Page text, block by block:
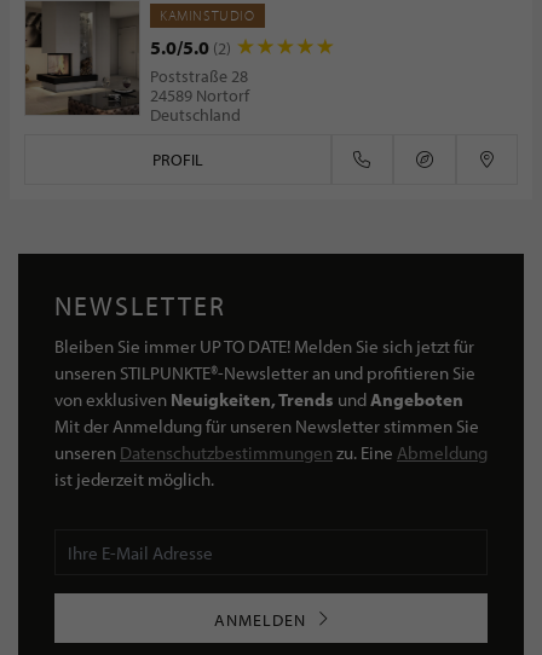
KAMINSTUDIO
5.0/5.0 (2)
Poststraße 28
24589 Nortorf
Deutschland
PROFIL
NEWSLETTER
Bleiben Sie immer UP TO DATE! Melden Sie sich jetzt für
unseren STILPUNKTE®-Newsletter an und profitieren Sie
von exklusiven Neuigkeiten, Trends undAngeboten
Mit der Anmeldung für unseren Newsletter stimmen Sie
unseren Datenschutzbestimmungen zu. Eine Abmeldung
ist jederzeit möglich.
ANMELDEN